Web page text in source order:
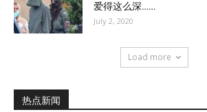
爱得这么深……
July 2, 2020
Load more
热点新闻